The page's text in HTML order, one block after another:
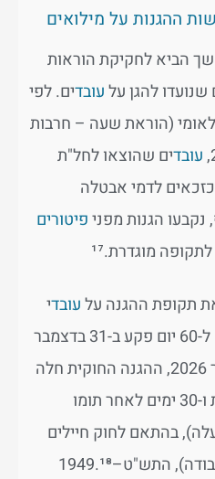
הביא לחקיקת הוראות
שנועדו להגן עלעובדים. לפי
(הוראת שעה – חרבות
עובדים שהוצאו לחל"ת
לדמי אבטלה
הגנות מפניפיטורים
מוגדרת.¹⁷
תקופת ההגנה עלעובדי
ל-60 יום פקע ב-31 בדצמבר
2025. החל מ-1 בינואר 2026, ההגנה החוקית חלה
במהלך תקופת השירות ו-30 ימים לאחר תומו
בהתאם לחוק חיילים
התש"ט–1949.¹⁸